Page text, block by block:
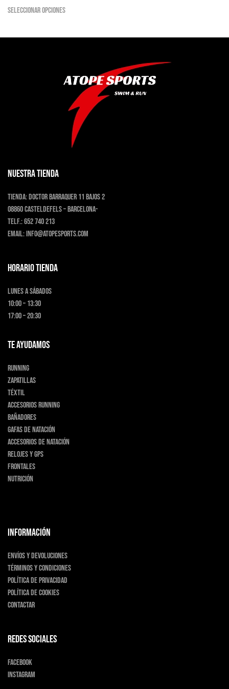
Seleccionar opcionesproducto
múltiples
opciones
se
pueden
elegir
página
NUESTRA TIENDA
Tienda:Doctor Barraquer 11 bajos 2
08860 Casteldefels – Barcelona-
Telf.:652 740 213
Email:info@atopesports.com
HORARIO TIENDA
Lunes a Sábados
10:00 – 13:30
17:00 – 20:30
TE AYUDAMOS
Running
Zapatillas
Téxtil
Accesorios running
Bañadores
Gafas de natación
Accesorios de natación
Relojes y GPS
Frontales
Nutrición
INFORMACIÓN
Envíos y devoluciones
Términos y condiciones
Política de privacidad
Política de cookies
Contactar
Redes sociales
Facebook
Instagram